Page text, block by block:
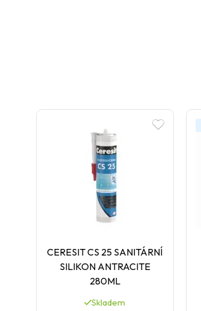
CERESIT CS 25 SANITÁRNÍ
SILIKON ANTRACITE
280ML
Skladem